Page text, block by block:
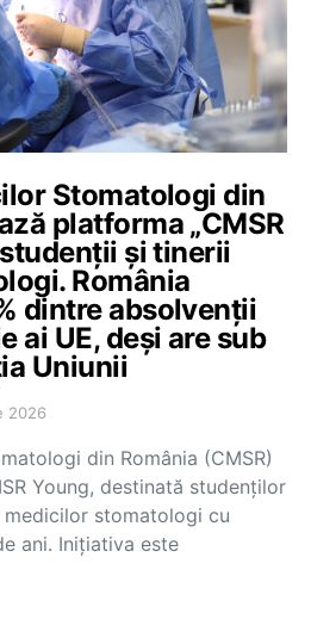
Stomatologi din
platforma „CMSR
și tinerii
România
dintre absolvenții
ai UE, deși are sub
Uniunii
2026
din România (CMSR)
Young, destinată studenților
stomatologi cu
ani. Inițiativa este